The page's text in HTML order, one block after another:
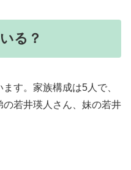
る？
す。家族構成は5人で、
若井瑛人さん、妹の若井